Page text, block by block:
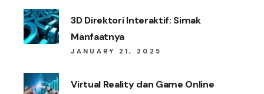
3D Direktori Interaktif: Simak
Manfaatnya
JANUARY 21, 2025
Virtual Reality dan Game Online